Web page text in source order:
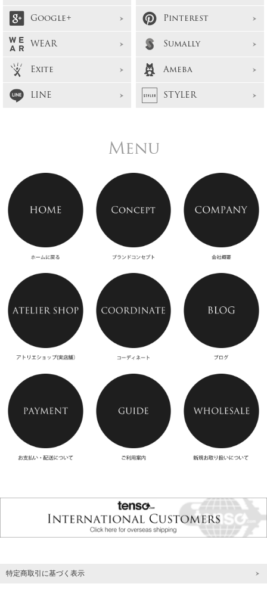
Google+
Pinterest
WEAR
Sumally
Exite
Ameba
LINE
STYLER
Menu
特定商取引に基づく表示